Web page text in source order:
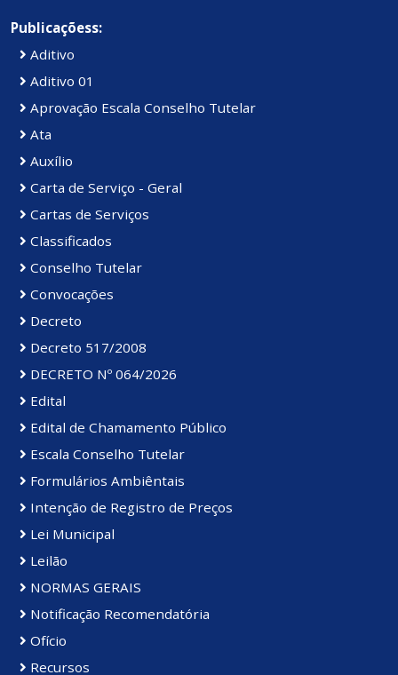
Publicaçõess:
Aditivo
Aditivo 01
Aprovação Escala Conselho Tutelar
Ata
Auxílio
Carta de Serviço - Geral
Cartas de Serviços
Classificados
Conselho Tutelar
Convocações
Decreto
Decreto 517/2008
DECRETO Nº 064/2026
Edital
Edital de Chamamento Público
Escala Conselho Tutelar
Formulários Ambiêntais
Intenção de Registro de Preços
Lei Municipal
Leilão
NORMAS GERAIS
Notificação Recomendatória
Ofício
Recursos